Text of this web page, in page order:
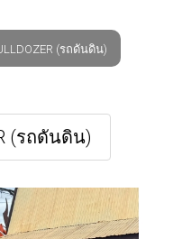
(รถดันดิน)
(รถดันดิน)